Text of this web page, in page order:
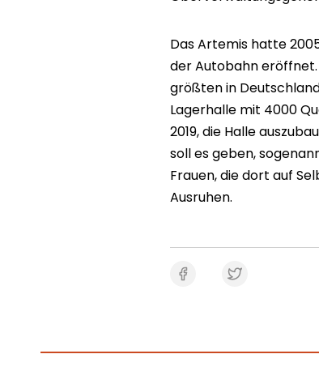
Das Artemis hatte
der Autobahn eröffnet.
größten in
Lagerhalle mit 4000
2019, die Halle
soll es geben,
Frauen, die dort auf
Ausruhen.